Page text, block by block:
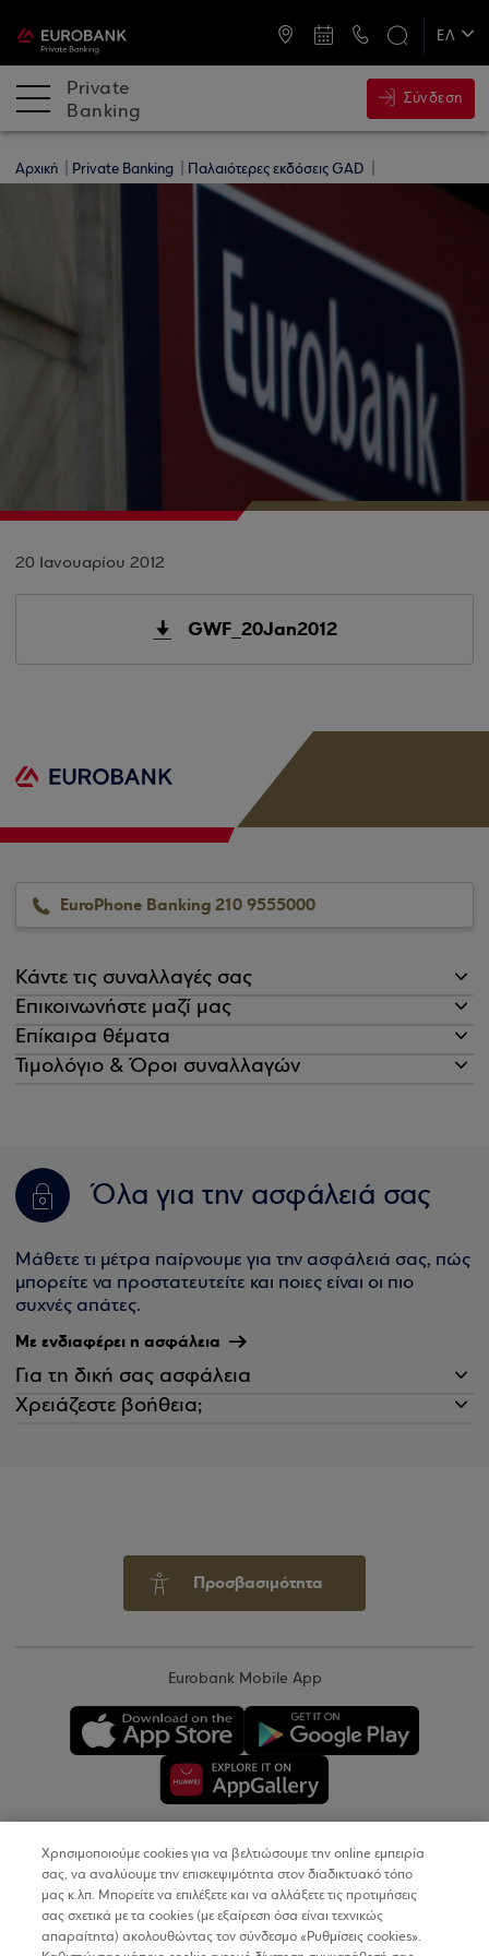
ΕΛ
Private
Banking
Σύνδεση
Αρχική Private Banking Παλαιότερες εκδόσεις GAD
20 Ιανουαρίου 2012
GWF_20Jan2012
EuroPhone Banking 210 9555000
Κάντε τις συναλλαγές σας
Επικοινωνήστε μαζί μας
Επίκαιρα θέματα
Τιμολόγιο & Όροι συναλλαγών
Όλα για την ασφάλειά σας
Μάθετε τι μέτρα παίρνουμε για την ασφάλειά σας, πώς
μπορείτε να προστατευτείτε και ποιες είναι οι πιο
συχνές απάτες.
Με ενδιαφέρει η ασφάλεια
Για τη δική σας ασφάλεια
Χρειάζεστε βοήθεια;
Προσβασιμότητα
Eurobank Mobile App
Copyright © 2026
Όροι Χρήσης
Χρησιμοποιούμε cookies για να βελτιώσουμε την online εμπειρία
σας, να αναλύουμε την επισκεψιμότητα στον διαδικτυακό τόπο
μας κ.λπ. Μπορείτε να επιλέξετε και να αλλάξετε τις προτιμήσεις
σας σχετικά με τα cookies (με εξαίρεση όσα είναι τεχνικώς
απαραίτητα) ακολουθώντας τον σύνδεσμο «Ρυθμίσεις cookies».